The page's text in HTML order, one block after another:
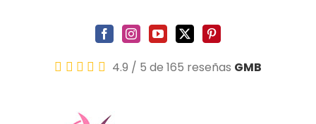
4.9 / 5 de 165 reseñas GMB